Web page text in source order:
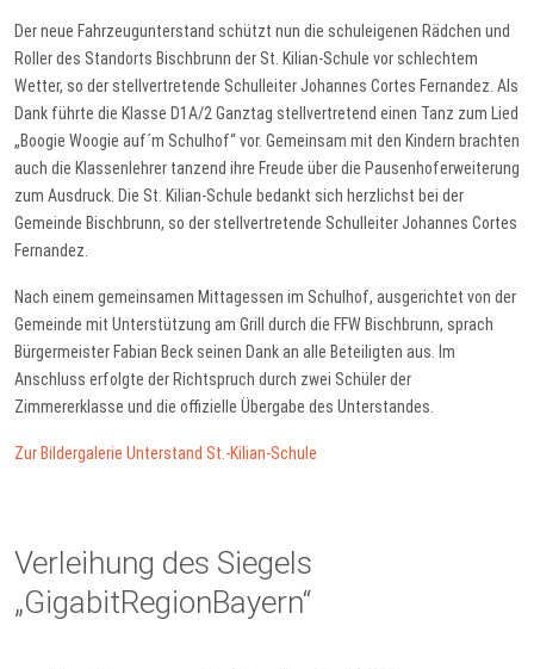
Der neue Fahrzeugunterstand schützt nun die schuleigenen Rädchen und
Roller des Standorts Bischbrunn der St. Kilian-Schule vor schlechtem
Wetter, so der stellvertretende Schulleiter Johannes Cortes Fernandez. Als
Dank führte die Klasse D1A/2 Ganztag stellvertretend einen Tanz zum Lied
„Boogie Woogie auf´m Schulhof“ vor. Gemeinsam mit den Kindern brachten
auch die Klassenlehrer tanzend ihre Freude über die Pausenhoferweiterung
zum Ausdruck. Die St. Kilian-Schule bedankt sich herzlichst bei der
Gemeinde Bischbrunn, so der stellvertretende Schulleiter Johannes Cortes
Fernandez.
Nach einem gemeinsamen Mittagessen im Schulhof, ausgerichtet von der
Gemeinde mit Unterstützung am Grill durch die FFW Bischbrunn, sprach
Bürgermeister Fabian Beck seinen Dank an alle Beteiligten aus. Im
Anschluss erfolgte der Richtspruch durch zwei Schüler der
Zimmererklasse und die offizielle Übergabe des Unterstandes.
Zur Bildergalerie Unterstand St.-Kilian-Schule
Verleihung des Siegels
„GigabitRegionBayern“